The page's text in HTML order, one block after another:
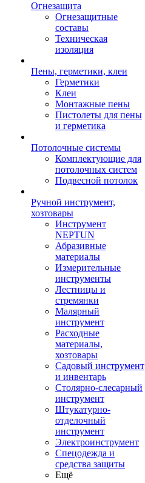
Огнезащита
Огнезащитные
составы
Техническая
изоляция
Пены, герметики, клеи
Герметики
Клеи
Монтажные пены
Пистолеты для пены
и герметика
Потолочные системы
Комплектующие для
потолочных систем
Подвесной потолок
Ручной инструмент,
хозтовары
Инструмент
NEPTUN
Абразивные
материалы
Измерительные
инструменты
Лестницы и
стремянки
Малярный
инструмент
Расходные
материалы,
хозтовары
Садовый инструмент
и инвентарь
Столярно-слесарный
инструмент
Штукатурно-
отделочный
инструмент
Электроинструмент
Спецодежда и
средства защиты
Ещё